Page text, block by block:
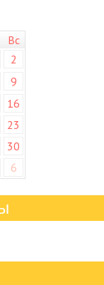
Вс
2
9
16
23
30
6